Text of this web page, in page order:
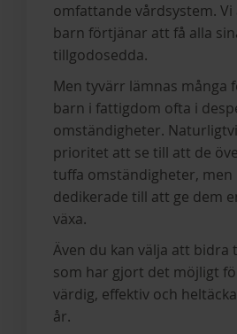
omfattande vårdsystem.
barn förtjänar att få alla
tillgodosedda.
Men tyvärr lämnas många
barn i fattigdom ofta i
omständigheter.
prioritet att se till att de
tuffa omständigheter, men
dedikerade till att ge dem
växa.
Även du kan välja att bidra
som har gjort det möjligt
värdig, effektiv och
år.